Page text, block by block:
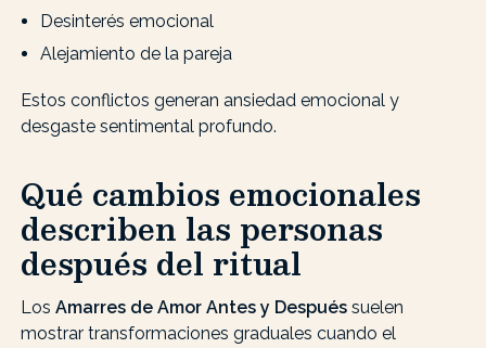
Desinterés emocional
Alejamiento de la pareja
Estos conflictos generan ansiedad emocional y
desgaste sentimental profundo.
Qué cambios emocionales
describen las personas
después del ritual
LosAmarres de Amor Antes y Después suelen
mostrar transformaciones graduales cuando el